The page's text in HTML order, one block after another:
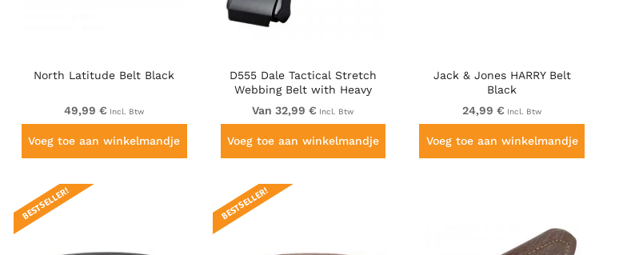
North Latitude Belt Black
49,99 € Incl. Btw
Voeg toe aan winkelmandje
D555 Dale Tactical Stretch
Webbing Belt with Heavy
Duty Quick Release Buckle
Khaki
Van 32,99 € Incl. Btw
Voeg toe aan winkelmandje
Jack & Jones HARRY Belt
Black
24,99 € Incl. Btw
Voeg toe aan winkelmandje
BESTSELLER! BESTSELLER!